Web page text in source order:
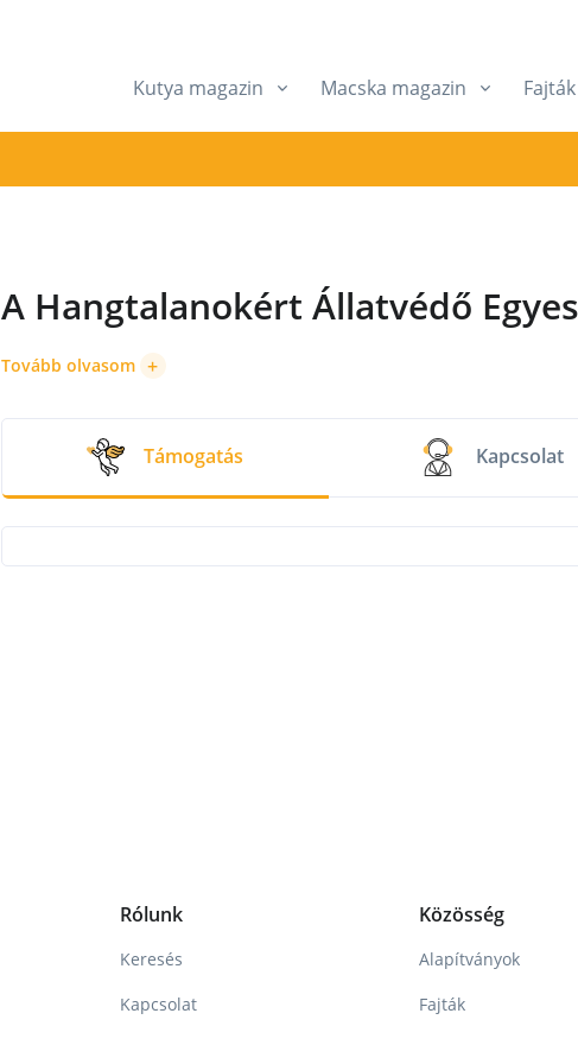
Kutya magazin Macska magazin Fajták
A Hangtalanokért Állatvédő
Tovább olvasom +
Támogatás Kapcsolat
Rólunk
Keresés
Kapcsolat
Közösség
Alapítványok
Fajták